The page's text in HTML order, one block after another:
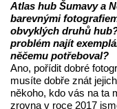
Atlas hub Šumavy a
barevnými
obvyklých druhů
problém najít
něčemu potřeboval?
Ano, pořídit dobré
musíte dobře znát
někoho, kdo vás na ta
zrovna v roce 2017